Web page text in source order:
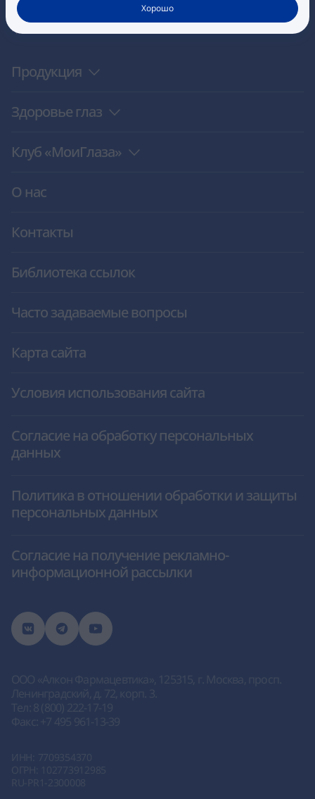
«Доктор на работе» (
ООО «Доктор на работе»
rpawards.ru/winners2025
Продукция
Здоровье глаз
Клуб «МоиГлаза»
О нас
Контакты
Библиотека ссылок
Часто задаваемые вопросы
Карта сайта
Условия использования сайта
Согласие на обработку персональных
данных
Политика в отношении обработки и защиты
персональных данных
Согласие на получение рекламно-
информационной рассылки
ООО «Алкон Фармацевтика»
, 125315, г. Москва, просп.
Ленинградский, д. 72, корп. 3.
Тел:8 (800) 222-17-19
Факс: +7 495 961-13-39
ИНН: 7709354370
ОГРН: 102773912985
RU-PR1-2300008
Хорошо